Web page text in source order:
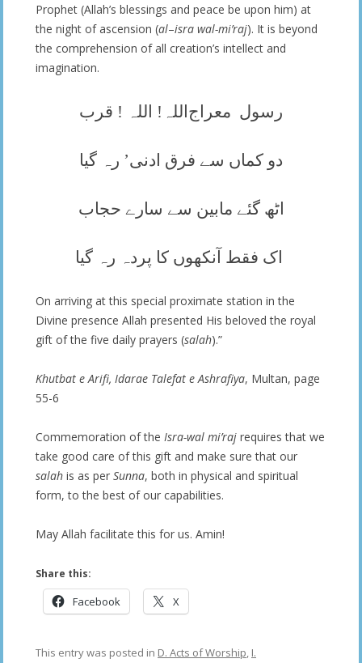
Prophet (Allah’s blessings and peace be upon him) at
the night of ascension (al–isra wal-mi’raj). It is beyond
the comprehension of all creation’s intellect and
imagination.
اللہ! اللہ ! قرب معراج رسول
دو کماں سے فرق ادنی’ رہ گیا
اٹھ گئے مابین سے سارے حجاب
اک فقط آنکھوں کا پردہ رہ گیا
On arriving at this special proximate station in the
Divine presence Allah presented His beloved the royal
gift of the five daily prayers (salah).”
Khutbat e Arifi, Idarae Talefat e Ashrafiya, Multan, page
55-6
Commemoration of the Isra-wal mi’raj requires that we
take good care of this gift and make sure that our
salah is as per Sunna, both in physical and spiritual
form, to the best of our capabilities.
May Allah facilitate this for us. Amin!
Share this:
Facebook X
This entry was posted in D. Acts of Worship, I.